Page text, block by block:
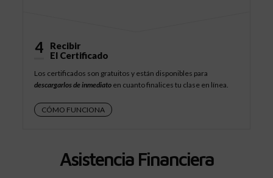
4
Recibir
El Certificado
Los certificados son gratuitos y están disponibles para
descargarlos de inmediato en cuanto finalices tu clase en línea.
CÓMO FUNCIONA
Asistencia Financiera